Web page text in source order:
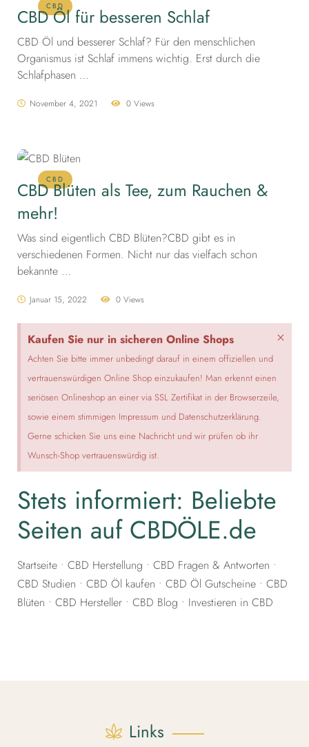
CBD
CBD Öl für besseren Schlaf
CBD Öl und besserer Schlaf? Für den menschlichen
Organismus ist Schlaf immens wichtig. Erst durch die
Schlafphasen …
November 4, 2021 0 Views
CBD
CBD Blüten als Tee, zum Rauchen &
mehr!
Was sind eigentlich CBD Blüten?CBD gibt es in
verschiedenen Formen. Nicht nur das vielfach schon
bekannte …
Januar 15, 2022 0 Views
Kaufen Sie nur in sicheren Online Shops
Achten Sie bitte immer unbedingt darauf in einem offiziellen und
vertrauenswürdigen Online Shop einzukaufen! Man erkennt einen
seriösen Onlineshop an einer via SSL Zertifikat in der Browserzeile,
sowie einem stimmigen Impressum und Datenschutzerklärung.
Gerne schicken Sie uns eine Nachricht und wir prüfen ob ihr
Wunsch-Shop vertrauenswürdig ist.
×
Stets informiert: Beliebte
Seiten auf CBDÖLE.de
Startseite • CBD Herstellung • CBD Fragen & Antworten •
CBD Studien • CBD Öl kaufen • CBD Öl Gutscheine • CBD
Blüten • CBD Hersteller • CBD Blog • Investieren in CBD
Links